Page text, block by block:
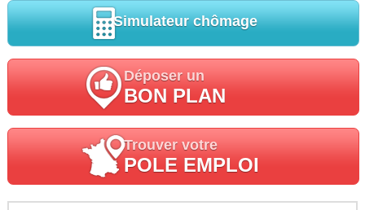
Simulateur chômage
Déposer un
BON PLAN
Trouver votre
POLE EMPLOI